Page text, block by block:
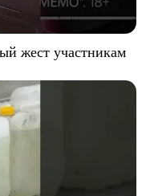
жест участникам